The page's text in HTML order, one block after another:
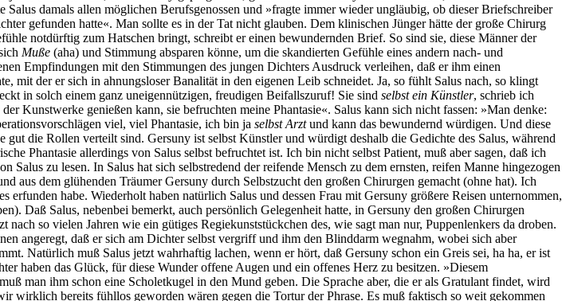
damals allen möglichen Berufsgenossen und »fragte immer wieder ungläubig, ob dieser Briefschreiber
gefunden hatte«. Man sollte es in der Tat nicht glauben. Dem klinischen Jünger hätte der große Chirurg
notdürftig zum Hatschen bringt, schreibt er einen bewundernden Brief. So sind sie, diese Männer der
Muße (aha) und Stimmung absparen könne, um die skandierten Gefühle eines andern nach- und
Empfindungen mit den Stimmungen des jungen Dichters Ausdruck verleihen, daß er ihm einen
mit der er sich in ahnungsloser Banalität in den eigenen Leib schneidet. Ja, so fühlt Salus nach, so klingt
in solch einem ganz uneigennützigen, freudigen Beifallszuruf! Sie sind selbst ein Künstler, schrieb ich
Kunstwerke genießen kann, sie befruchten meine Phantasie«. Salus kann sich nicht fassen: »Man denke:
viel, viel Phantasie, ich bin ja selbst Arztund kann das bewundernd würdigen. Und diese
die Rollen verteilt sind. Gersuny ist selbst Künstler und würdigt deshalb die Gedichte des Salus, während
Phantasie allerdings von Salus selbst befruchtet ist. Ich bin nicht selbst Patient, muß aber sagen, daß ich
zu lesen. In Salus hat sich selbstredend der reifende Mensch zu dem ernsten, reifen Manne hingezogen
aus dem glühenden Träumer Gersuny durch Selbstzucht den großen Chirurgen gemacht (ohne hat). Ich
habe. Wiederholt haben natürlich Salus und dessen Frau mit Gersuny größere Reisen unternommen,
Daß Salus, nebenbei bemerkt, auch persönlich Gelegenheit hatte, in Gersuny den großen Chirurgen
so vielen Jahren wie ein gütiges Regiekunststückchen des, wie sagt man nur, Puppenlenkers da droben.
angeregt, daß er sich am Dichter selbst vergriff und ihm den Blinddarm wegnahm, wobei sich aber
Natürlich muß Salus jetzt wahrhaftig lachen, wenn er hört, daß Gersuny schon ein Greis sei, ha ha, er ist
haben das Glück, für diese Wunder offene Augen und ein offenes Herz zu besitzen. »Diesem
man ihm schon eine Scholetkugel in den Mund geben. Die Sprache aber, die er als Gratulant findet, wird
wirklich bereits fühllos geworden wären gegen die Tortur der Phrase. Es muß faktisch so weit gekommen